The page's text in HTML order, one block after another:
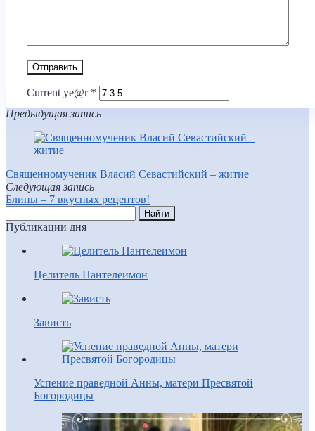
Current ye@r *
Предыдущая запись
Священномученик Власий Севастийский – житие
Следующая запись
Блины – 7 вкусных рецептов!
Публикации дня
Целитель Пантелеимон
Зависть
Успение праведной Анны, матери Пресвятой
Богородицы